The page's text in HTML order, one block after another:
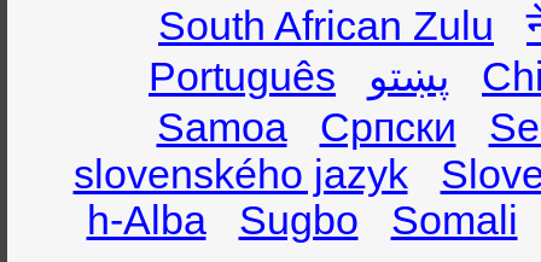
South African Zulu
Português
پښتو
Samoa
Српски
slovenského jazyk
h-Alba
Sugbo
Somali